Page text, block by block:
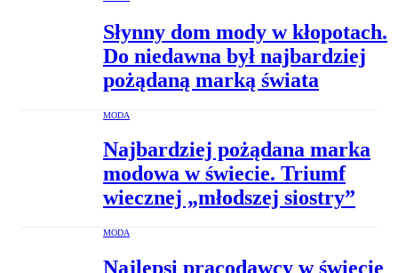
Słynny dom mody w kłopotach.
Do niedawna był najbardziej
pożądaną marką świata
MODA
Najbardziej pożądana marka
modowa w świecie. Triumf
wiecznej „młodszej siostry”
MODA
Najlepsi pracodawcy w świecie